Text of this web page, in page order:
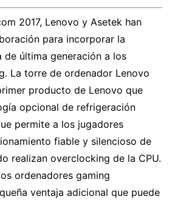
2017, Lenovo y Asetek han
para incorporar la
de última generación a los
La torre de ordenador Lenovo
producto de Lenovo que
opcional de refrigeración
permite a los jugadores
fiable y silencioso de
realizan overclocking de la CPU.
ordenadores gaming
ventaja adicional que puede